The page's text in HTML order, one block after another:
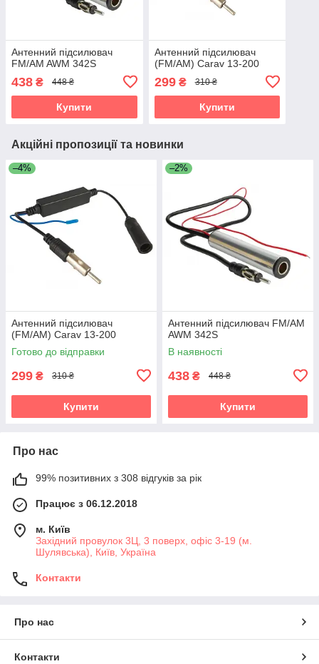
Антенний підсилювач
FM/AM AWM 342S
438 ₴ 448 ₴
Купити
Антенний підсилювач
(FM/AM) Carav 13-200
299₴ 310 ₴
Купити
Акційні пропозиції та новинки
–4%
Антенний підсилювач
(FM/AM) Carav 13-200
Готово до відправки
299 ₴ 310 ₴
Купити
–2%
Антенний підсилювач FM/AM
AWM 342S
В наявності
438 ₴ 448 ₴
Купити
Про нас
99% позитивних з 308 відгуків за рік
Працює з 06.12.2018
м. Київ
Західний провулок 3Ц, 3 поверх, офіс 3-19 (м.
Шулявська), Київ, Україна
Контакти
Про нас
Контакти